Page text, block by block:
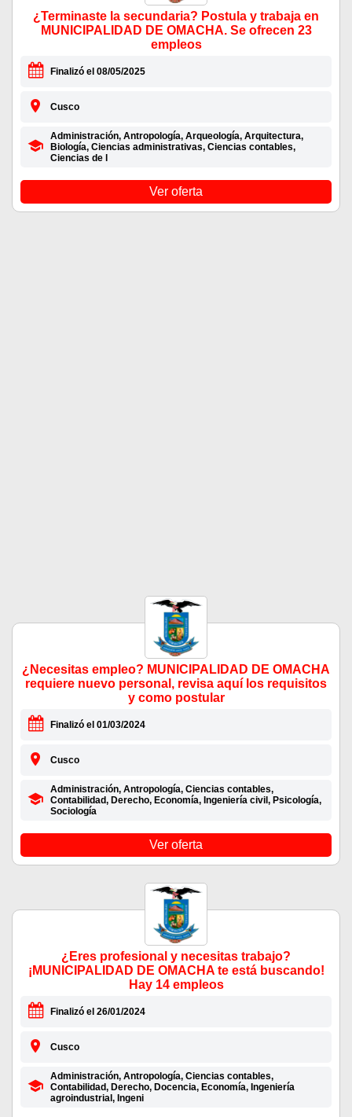
¿Terminaste la secundaria? Postula y trabaja en
MUNICIPALIDAD DE OMACHA. Se ofrecen 23
empleos
Finalizó el 08/05/2025
Cusco
Administración, Antropología, Arqueología, Arquitectura,
Biología, Ciencias administrativas, Ciencias contables,
Ciencias de l
Ver oferta
¿Necesitas empleo? MUNICIPALIDAD DE OMACHA
requiere nuevo personal, revisa aquí los requisitos
y como postular
Finalizó el 01/03/2024
Cusco
Administración, Antropología, Ciencias contables,
Contabilidad, Derecho, Economía, Ingeniería civil, Psicología,
Sociología
Ver oferta
¿Eres profesional y necesitas trabajo?
¡MUNICIPALIDAD DE OMACHA te está buscando!
Hay 14 empleos
Finalizó el 26/01/2024
Cusco
Administración, Antropología, Ciencias contables,
Contabilidad, Derecho, Docencia, Economía, Ingeniería
agroindustrial, Ingeni